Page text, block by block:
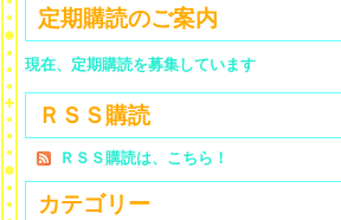
定期購読のご案内
現在、定期購読を募集しています
ＲＳＳ購読
ＲＳＳ購読は、こちら！
カテゴリー